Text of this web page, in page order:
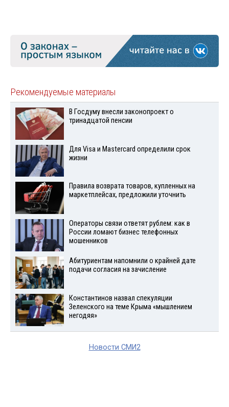
Рекомендуемые материалы
В Госдуму внесли законопроект о
тринадцатой пенсии
Для Visа и Mastercard определили срок
жизни
Правила возврата товаров, купленных на
маркетплейсах, предложили уточнить
Операторы связи ответят рублем: как в
России ломают бизнес телефонных
мошенников
Абитуриентам напомнили о крайней дате
подачи согласия на зачисление
Константинов назвал спекуляции
Зеленского на теме Крыма «мышлением
негодяя»
Новости СМИ2